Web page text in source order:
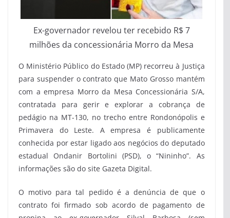
Ex-governador revelou ter recebido R$ 7
milhões da concessionária Morro da Mesa
O Ministério Público do Estado (MP) recorreu à Justiça
para suspender o contrato que Mato Grosso mantém
com a empresa Morro da Mesa Concessionária S/A,
contratada para gerir e explorar a cobrança de
pedágio na MT-130, no trecho entre Rondonópolis e
Primavera do Leste. A empresa é publicamente
conhecida por estar ligado aos negócios do deputado
estadual Ondanir Bortolini (PSD), o “Nininho”. As
informações são do site Gazeta Digital.
O motivo para tal pedido é a denúncia de que o
contrato foi firmado sob acordo de pagamento de